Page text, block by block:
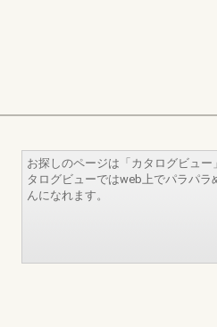
お探しのページは「カタログビュ
タログビューではweb上でパラパラ
んになれます。